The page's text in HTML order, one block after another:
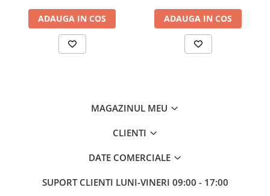
ADAUGA IN COS ADAUGA IN COS
MAGAZINUL MEU
CLIENTI
DATE COMERCIALE
SUPORT CLIENTI LUNI-VINERI 09:00 - 17:00